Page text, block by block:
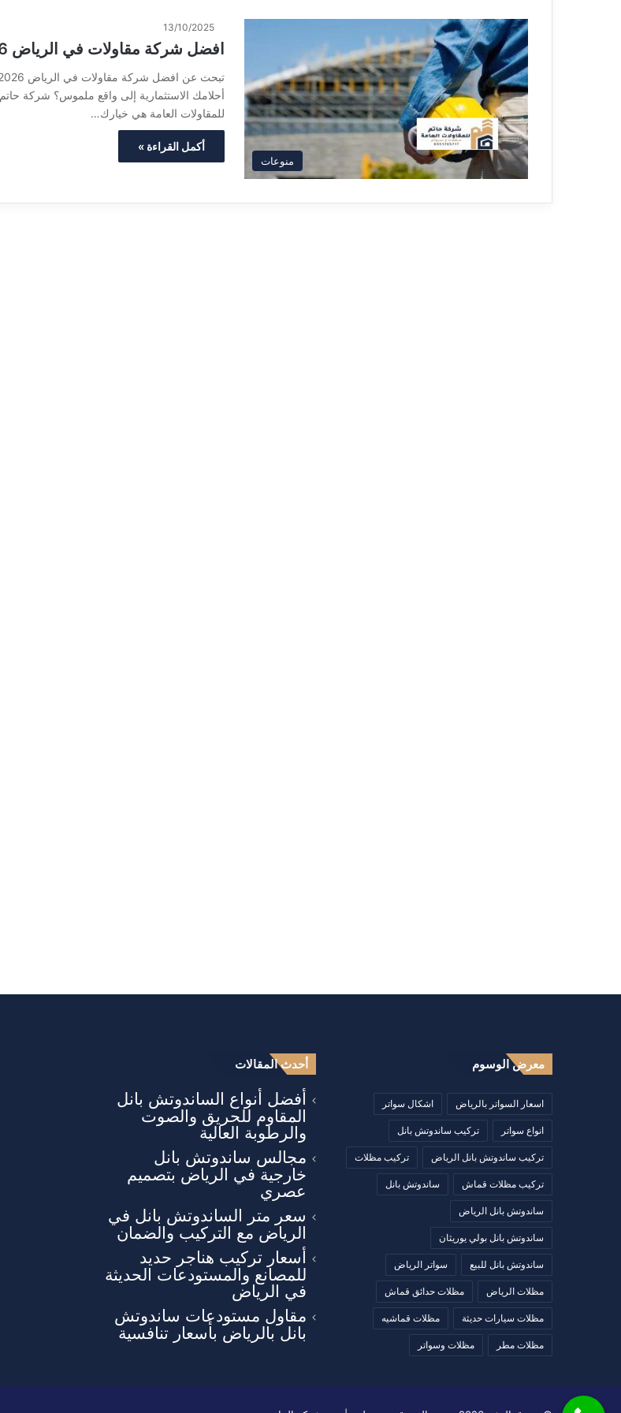
منوعات
13/10/2025
افضل شركة مقاولات في الرياض 2026
أحلامك الاستثمارية إلى واقع ملموس؟ شركة حاتم
للمقاولات العامة هي خيارك…
أكمل القراءة »
معرض الوسوم
اسعار السواتر بالرياض اشكال سواتر
انواع سواتر تركيب ساندوتش بانل
تركيب ساندوتش بانل الرياض تركيب مظلات
تركيب مظلات قماش ساندوتش بانل
ساندوتش بانل الرياض
ساندوتش بانل بولي يوريثان
ساندوتش بانل للبيع سواتر الرياض
مظلات الرياض مظلات حدائق قماش
مظلات سيارات حديثة مظلات قماشيه
مظلات مطر مظلات وسواتر
أحدث المقالات
أفضل أنواع الساندوتش بانل
المقاوم للحريق والصوت
والرطوبة العالية
مجالس ساندوتش بانل
خارجية في الرياض بتصميم
عصري
سعر متر الساندوتش بانل في
الرياض مع التركيب والضمان
أسعار تركيب هناجر حديد
للمصانع والمستودعات الحديثة
في الرياض
مقاول مستودعات ساندوتش
بانل بالرياض بأسعار تنافسية